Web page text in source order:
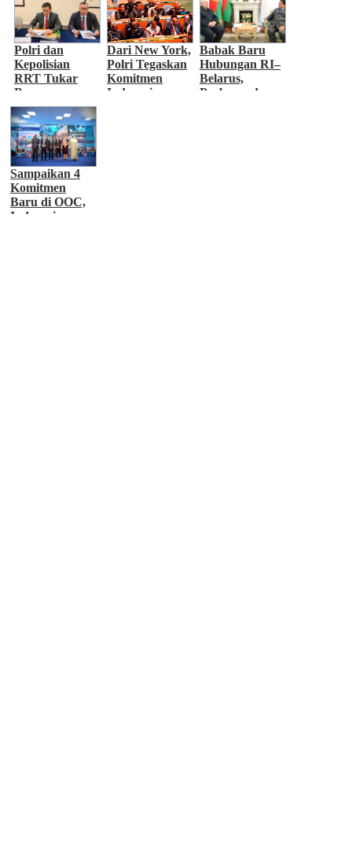
Polri dan
Kepolisian
RRT Tukar
Buronan,
Perkuat Kerja
Sama
Penegakan
Hukum
Internasional
Dari New York,
Polri Tegaskan
Komitmen
Indonesia
Babak Baru
Hubungan RI–
Belarus,
Prabowo dan
Sampaikan 4
Komitmen
Baru di OOC,
Indonesia